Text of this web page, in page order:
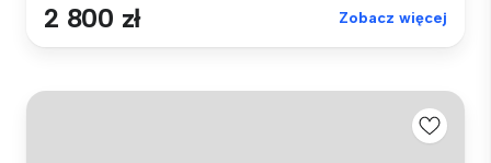
2 800 zł Zobacz więcej